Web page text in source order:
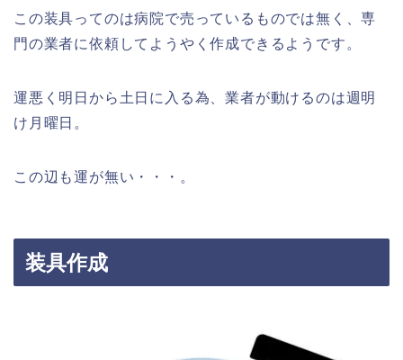
この装具ってのは病院で売っているものでは無く、専
門の業者に依頼してようやく作成できるようです。
運悪く明日から土日に入る為、業者が動けるのは週明
け月曜日。
この辺も運が無い・・・。
装具作成